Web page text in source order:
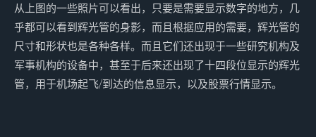
从上图的一些照片可以看出，只要是需要显示数字的地方，几
乎都可以看到辉光管的身影，而且根据应用的需要，辉光管的
尺寸和形状也是各种各样。而且它们还出现于一些研究机构及
军事机构的设备中，甚至于后来还出现了十四段位显示的辉光
管，用于机场起飞/到达的信息显示，以及股票行情显示。